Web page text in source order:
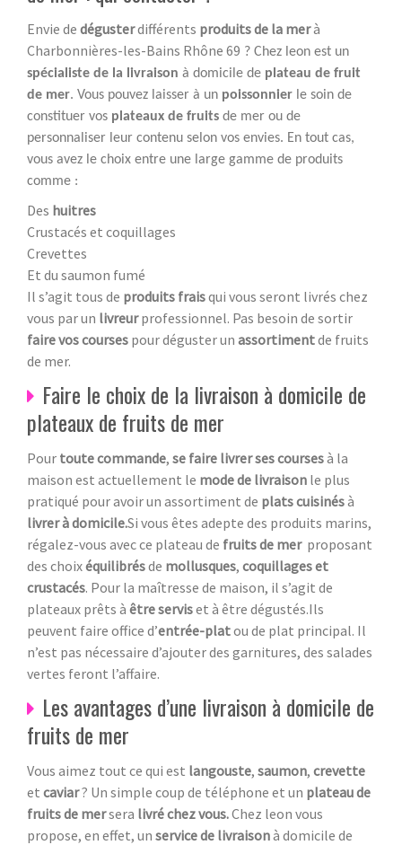
Envie de dégusterdifférents produits de la merà
Charbonnières-les-Bains Rhône 69 ? Chez leon est un
spécialiste de la livraison à domicile de plateau de fruit
de mer. Vous pouvez laisser à un poissonnier le soin de
constituer vos plateaux de fruits de mer ou de
personnaliser leur contenu selon vos envies. En tout cas,
vous avez le choix entre une large gamme de produits
comme :
Des huitres
Crustacés et coquillages
Crevettes
Et du saumon fumé
Il s’agit tous de produits fraisqui vous seront livrés chez
vous par un livreurprofessionnel. Pas besoin de sortir
faire vos courses pour déguster un assortimentde fruits
de mer.
Faire le choix de la livraison à domicile de
plateaux de fruits de mer
Pour toute commande, se faire livrer ses coursesà la
maison est actuellement le mode de livraison le plus
pratiqué pour avoir un assortiment de plats cuisinésà
livrer à domicile.Si vous êtes adepte des produits marins,
régalez-vous avec ce plateau de fruits de mer proposant
des choixéquilibrésde mollusques, coquillages et
crustacés. Pour la maîtresse de maison, il s’agit de
plateaux prêts à être serviset à être dégustés.Ils
peuvent faire office d’entrée-platou de plat principal. Il
n’est pas nécessaire d’ajouter des garnitures, des salades
vertes feront l’affaire.
Les avantages d’une livraison à domicile de
fruits de mer
Vous aimez tout ce qui est langouste, saumon, crevette
et caviar? Un simple coup de téléphone et un plateau de
fruits de mersera livré chez vous.Chez leon vous
propose, en effet, un service de livraisonà domicile de